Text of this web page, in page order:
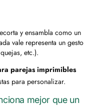
y ensambla como un
vale representa un gesto
etc.).
parejas imprimibles
para personalizar.
mejor que un